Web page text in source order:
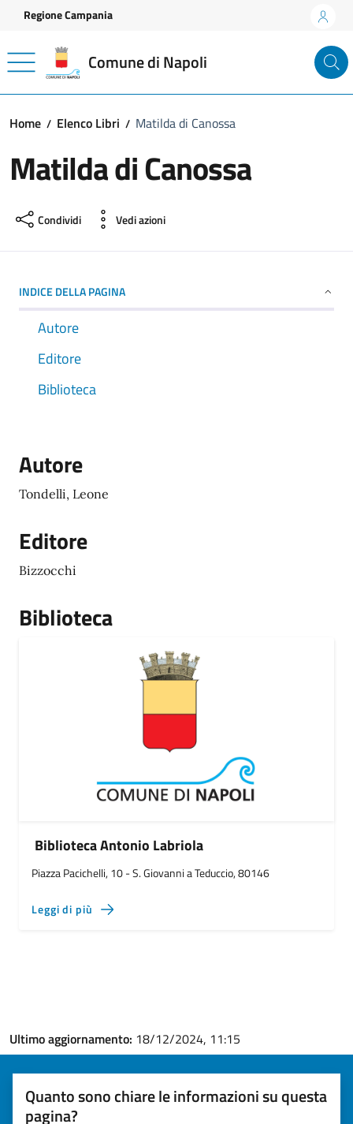
Vai ai contenuti
Vai al footer
Regione Campania
Comune di Napoli
Home Elenco Libri Matilda di Canossa
Matilda di Canossa
Condividi Vedi azioni
INDICE DELLA PAGINA
Autore
Editore
Biblioteca
Autore
Tondelli, Leone
Editore
Bizzocchi
Biblioteca
Biblioteca Antonio Labriola
Piazza Pacichelli, 10 - S. Giovanni a Teduccio, 80146
Leggi di più
Ultimo aggiornamento: 18/12/2024, 11:15
Quanto sono chiare le informazioni su questa
pagina?